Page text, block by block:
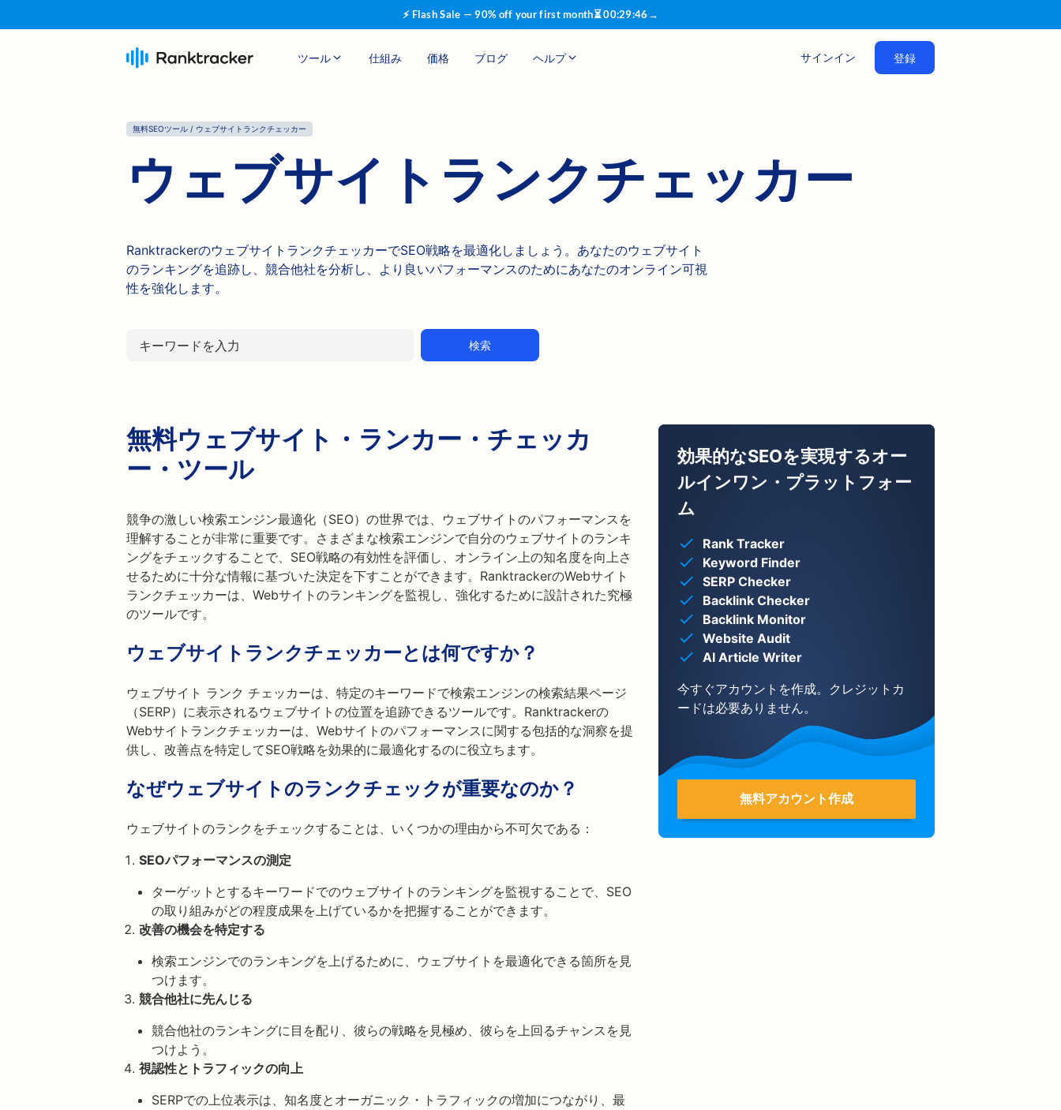
⚡ Flash Sale — 90% off your first month⏳00:29:45 →
ツール 仕組み 価格 ブログ ヘルプ サインイン 登録
無料SEOツール / ウェブサイトランクチェッカー
ウェブサイトランクチェッカー
RanktrackerのウェブサイトランクチェッカーでSEO戦略を最適化しましょう。あなたのウェブサイト
のランキングを追跡し、競合他社を分析し、より良いパフォーマンスのためにあなたのオンライン可視
性を強化します。
検索
無料ウェブサイト・ランカー・チェッカ
ー・ツール
競争の激しい検索エンジン最適化（SEO）の世界では、ウェブサイトのパフォーマンスを
理解することが非常に重要です。さまざまな検索エンジンで自分のウェブサイトのランキ
ングをチェックすることで、SEO戦略の有効性を評価し、オンライン上の知名度を向上さ
せるために十分な情報に基づいた決定を下すことができます。RanktrackerのWebサイト
ランクチェッカーは、Webサイトのランキングを監視し、強化するために設計された究極
のツールです。
ウェブサイトランクチェッカーとは何ですか？
ウェブサイト ランク チェッカーは、特定のキーワードで検索エンジンの検索結果ページ
（SERP）に表示されるウェブサイトの位置を追跡できるツールです。Ranktrackerの
Webサイトランクチェッカーは、Webサイトのパフォーマンスに関する包括的な洞察を提
供し、改善点を特定してSEO戦略を効果的に最適化するのに役立ちます。
なぜウェブサイトのランクチェックが重要なのか？
ウェブサイトのランクをチェックすることは、いくつかの理由から不可欠である：
SEOパフォーマンスの測定
ターゲットとするキーワードでのウェブサイトのランキングを監視することで、SEO
の取り組みがどの程度成果を上げているかを把握することができます。
改善の機会を特定する
検索エンジンでのランキングを上げるために、ウェブサイトを最適化できる箇所を見
つけます。
競合他社に先んじる
競合他社のランキングに目を配り、彼らの戦略を見極め、彼らを上回るチャンスを見
つけよう。
視認性とトラフィックの向上
SERPでの上位表示は、知名度とオーガニック・トラフィックの増加につながり、最
効果的なSEOを実現するオー
ルインワン・プラットフォー
ム
Rank Tracker
Keyword Finder
SERP Checker
Backlink Checker
Backlink Monitor
Website Audit
AI Article Writer
今すぐアカウントを作成。クレジットカ
ードは必要ありません。
無料アカウント作成